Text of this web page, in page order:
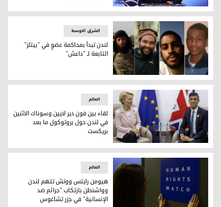
الأمين العام لحلف الناتو ينس ستولتنبرغ
أعضاء مجموعة "بيتلز"- وكالات
الشرق الاوسط
لندن تبدأ بمحاكمة عضوٍ في "بيتلز"
التابعة لـ "داعش"
لقاء سابق بين ريشي سوناك وفون دير لايين-أرشيف
العالم
لقاء بين فون دير لايين وسوناك الاثنين
في لندن حول بروتوكول ما بعد
بريكست
العالم
هيومن رايتس ووتش تتهم لندن
وواشنطن بارتكاب "جرائم ضد
الإنسانية" في جزر تشاغوس